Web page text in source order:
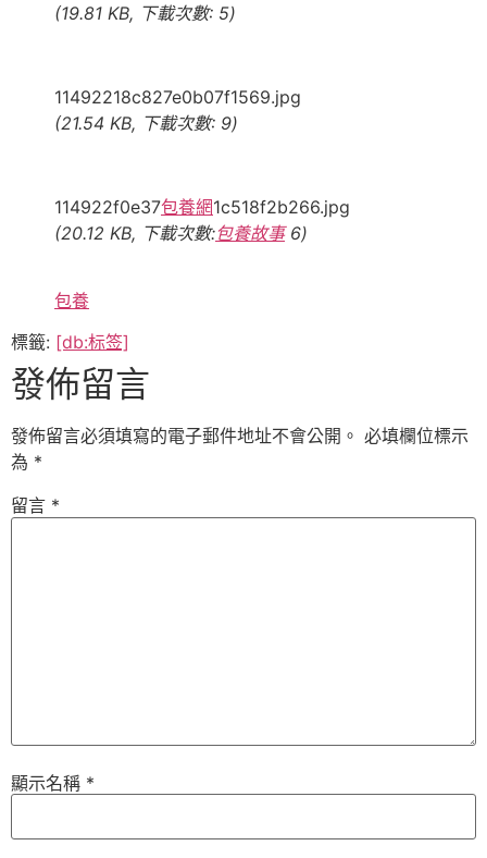
(19.81 KB, 下載次數: 5)
11492218c827e0b07f1569.jpg
(21.54 KB, 下載次數: 9)
114922f0e37包養網1c518f2b266.jpg
(20.12 KB, 下載次數:包養故事6)
包養
標籤: [db:标签]
發佈留言
發佈留言必須填寫的電子郵件地址不會公開。 必填欄位標示
為 *
留言 *
顯示名稱 *